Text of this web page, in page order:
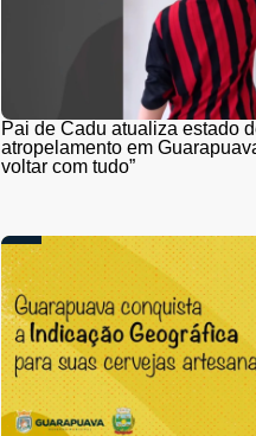
Pai de Cadu atualiza estado
atropelamento em
voltar com tudo”